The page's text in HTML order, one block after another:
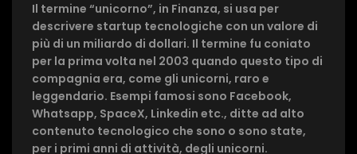
Il termine “unicorno”, in Finanza, si usa per
descrivere startup tecnologiche con un valore di
più di un miliardo di dollari. Il termine fu coniato
per la prima volta nel 2003 quando questo tipo di
compagnia era, come gli unicorni, raro e
leggendario. Esempi famosi sono Facebook,
Whatsapp, SpaceX, Linkedin etc., ditte ad alto
contenuto tecnologico che sono o sono state,
per i primi anni di attività, degli unicorni.
×